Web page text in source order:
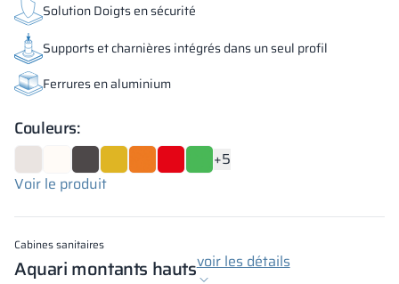
Solution Doigts en sécurité
Supports et charnières intégrés dans un seul profil
Ferrures en aluminium
Couleurs:
+5
Voir le produit
Cabines sanitaires
Aquari montants hautsvoir les détails